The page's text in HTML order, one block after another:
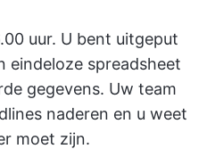
uur. U bent uitgeput
eindeloze spreadsheet
gegevens. Uw team
naderen en u weet
moet zijn.